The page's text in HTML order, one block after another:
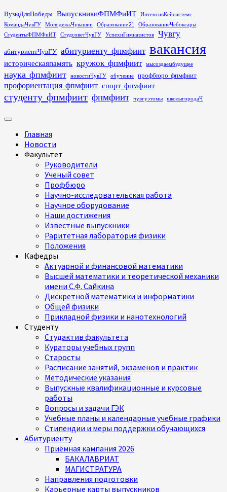
Перейти
к
содержимому
ВузыДляПобеды ВыпускникиФПМФиИТ
ИнтенсивКейсистемс
КомандаЧувГУ
МолодежьЧувашии Образование21
ОбразованиеЧебоксары
СтудентыФПМФиИТ
СтудсоветЧувГУ УспехиГимназистов Чувгу
абитуриентЧувГУ абитуриенту_фпмфиит вакансия
историческаяпамять кружок_фпмфиит мысоздаембудущее
наука_фпмфиит новостиЧувГУ обучение профбюро_фпмфиит
профориентация_фпмфиит спорт_фпмфиит
студенту_фпмфиит фпмфиит чувгуэтомы школыгородаЧ
Основное
Главная
Новости
Факультет
Руководители
Ученый совет
Профбюро
Научно-исследовательская работа
Научное оборудование
Наши достижения
Известные выпускники
Раритетная лаборатория физики
Положения
Кафедры
Актуарной и финансовой математики
Высшей математики и теоретической механики
имени С.Ф. Сайкина
Дискретной математики и информатики
Общей физики
Прикладной физики и нанотехнологий
Студенту
Студактив факультета
Кураторы учебных групп
Старосты
Расписание занятий, экзаменов и практик
Методические указания
Выпускные квалификационные и курсовые
работы
Вопросы и задачи ГЭК
Учебные планы и календарные учебные графики
Стипендии и меры поддержки обучающихся
Абитуриенту
Приёмная кампания 2026
БАКАЛАВРИАТ
МАГИСТРАТУРА
Направления подготовки
Карьерные карты выпускников